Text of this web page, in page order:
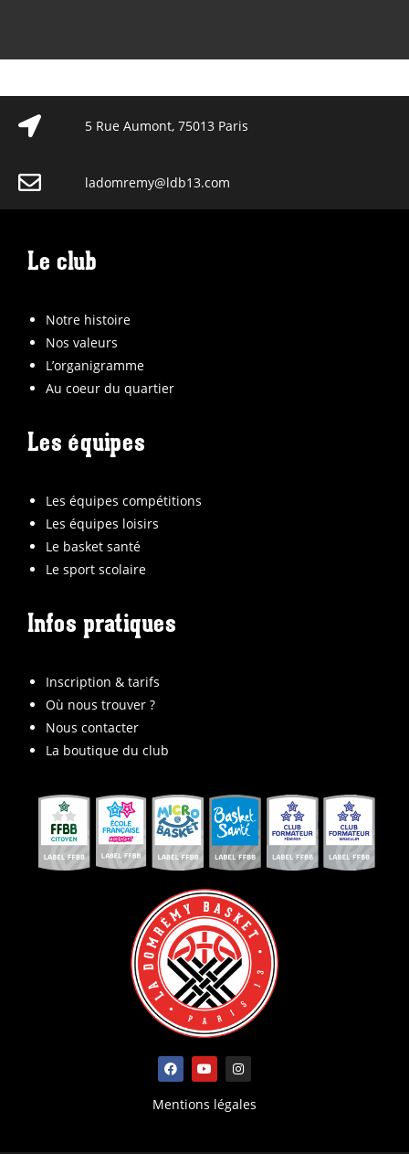
5 Rue Aumont, 75013 Paris
ladomremy@ldb13.com
Le club
Notre histoire
Nos valeurs
L’organigramme
Au coeur du quartier
Les équipes
Les équipes compétitions
Les équipes loisirs
Le basket santé
Le sport scolaire
Infos pratiques
Inscription & tarifs
Où nous trouver ?
Nous contacter
La boutique du club
Mentions légales